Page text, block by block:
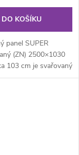
DO KOŠÍKU
panel SUPER
(ZN) 2500×1030
103 cm je svařovaný
plotový panel o